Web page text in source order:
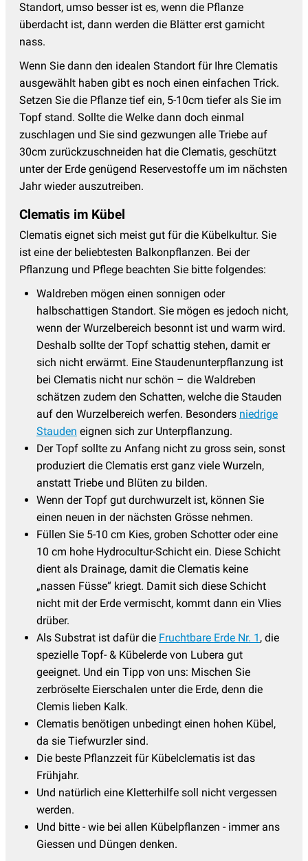
Standort, umso besser ist es, wenn die Pflanze
überdacht ist, dann werden die Blätter erst garnicht
nass.
Wenn Sie dann den idealen Standort für Ihre Clematis
ausgewählt haben gibt es noch einen einfachen Trick.
Setzen Sie die Pflanze tief ein, 5-10cm tiefer als Sie im
Topf stand. Sollte die Welke dann doch einmal
zuschlagen und Sie sind gezwungen alle Triebe auf
30cm zurückzuschneiden hat die Clematis, geschützt
unter der Erde genügend Reservestoffe um im nächsten
Jahr wieder auszutreiben.
Clematis im Kübel
Clematis eignet sich meist gut für die Kübelkultur. Sie
ist eine der beliebtesten Balkonpflanzen. Bei der
Pflanzung und Pflege beachten Sie bitte folgendes:
Waldreben mögen einen sonnigen oder
halbschattigen Standort. Sie mögen es jedoch nicht,
wenn der Wurzelbereich besonnt ist und warm wird.
Deshalb sollte der Topf schattig stehen, damit er
sich nicht erwärmt. Eine Staudenunterpflanzung ist
bei Clematis nicht nur schön – die Waldreben
schätzen zudem den Schatten, welche die Stauden
auf den Wurzelbereich werfen. Besonders niedrige
Stauden eignen sich zur Unterpflanzung.
Der Topf sollte zu Anfang nicht zu gross sein, sonst
produziert die Clematis erst ganz viele Wurzeln,
anstatt Triebe und Blüten zu bilden.
Wenn der Topf gut durchwurzelt ist, können Sie
einen neuen in der nächsten Grösse nehmen.
Füllen Sie 5-10 cm Kies, groben Schotter oder eine
10 cm hohe Hydrocultur-Schicht ein. Diese Schicht
dient als Drainage, damit die Clematis keine
„nassen Füsse“ kriegt. Damit sich diese Schicht
nicht mit der Erde vermischt, kommt dann ein Vlies
drüber.
Als Substrat ist dafür die Fruchtbare Erde Nr. 1 , die
spezielle Topf- & Kübelerde von Lubera gut
geeignet. Und ein Tipp von uns: Mischen Sie
zerbröselte Eierschalen unter die Erde, denn die
Clemis lieben Kalk.
Clematis benötigen unbedingt einen hohen Kübel,
da sie Tiefwurzler sind.
Die beste Pflanzzeit für Kübelclematis ist das
Frühjahr.
Und natürlich eine Kletterhilfe soll nicht vergessen
werden.
Und bitte - wie bei allen Kübelpflanzen - immer ans
Giessen und Düngen denken.